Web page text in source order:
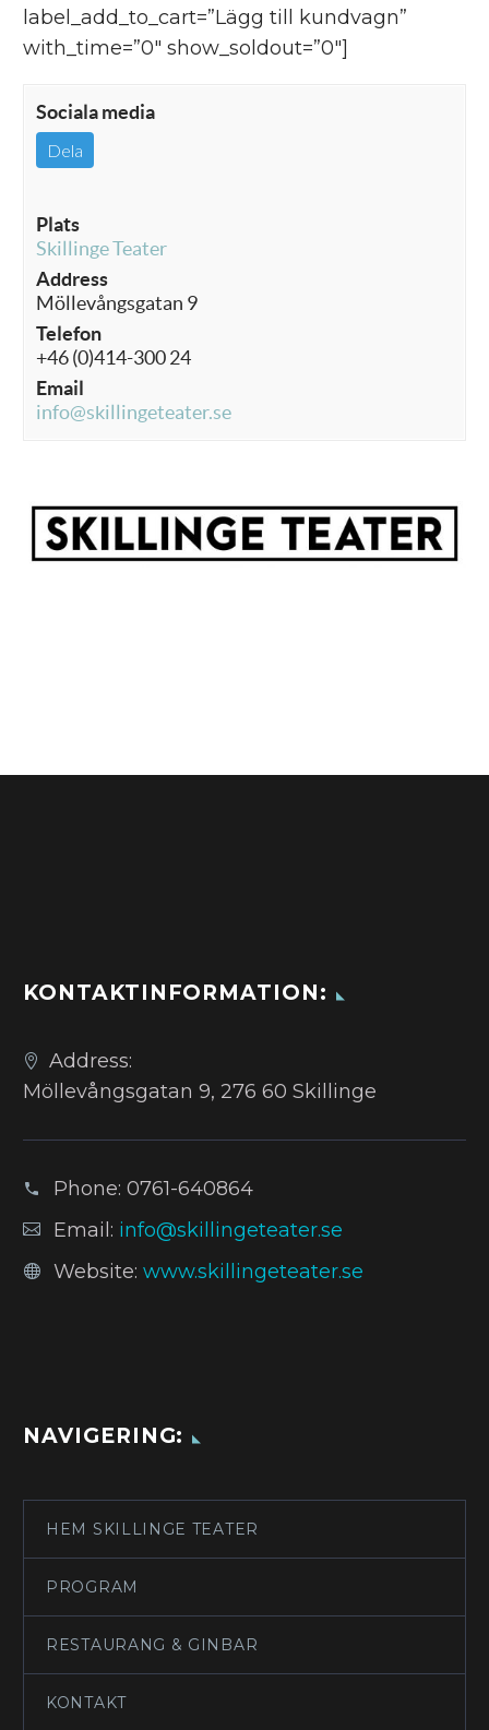
label_add_to_cart=”Lägg till kundvagn”
with_time=”0″ show_soldout=”0″]
Sociala media
Dela
Plats
Skillinge Teater
Address
Möllevångsgatan 9
Telefon
+46 (0)414-300 24
Email
info@skillingeteater.se
KONTAKTINFORMATION:
Address:
Möllevångsgatan 9, 276 60 Skillinge
Phone: 0761-640864
Email: info@skillingeteater.se
Website: www.skillingeteater.se
NAVIGERING:
HEM SKILLINGE TEATER
PROGRAM
RESTAURANG & GINBAR
KONTAKT